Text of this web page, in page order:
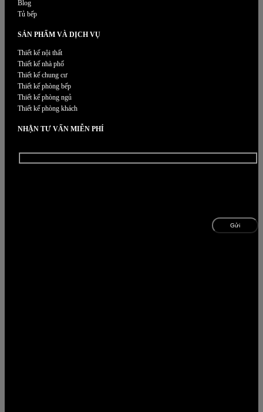
Blog
Tủ bếp
SẢN PHẨM VÀ DỊCH VỤ
Thiết kế nội thất
Thiết kế nhà phố
Thiết kế chung cư
Thiết kế phòng bếp
Thiết kế phòng ngủ
Thiết kế phòng khách
NHẬN TƯ VẤN MIỄN PHÍ